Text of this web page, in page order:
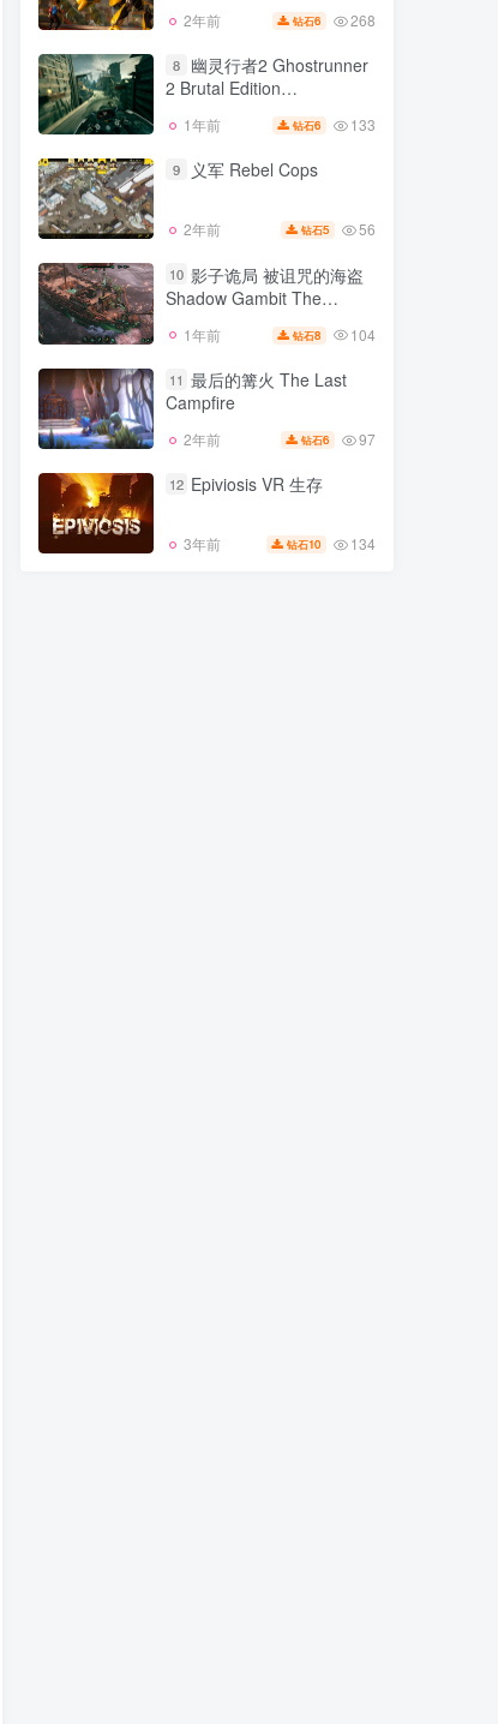
2年前 钻石6 268
8
幽灵行者2 Ghostrunner
2 Brutal Edition
v0.42294.589版 集成全DLC
官方中文
1年前 钻石6 133
9 义军 Rebel Cops
2年前 钻石5 56
10 影子诡局 被诅咒的海盗
Shadow Gambit The
方中文
1年前 钻石8 104
11 最后的篝火 The Last
Campfire
2年前 钻石6 97
12 Epiviosis VR 生存
3年前 钻石10 134
7
日落过载 落日超驰
汉化中文
2年前
8
幽灵行者2 Ghostrunner
v0.42294.589版 集成全DLC
9 义军 Rebel Cops
2年前 钻石
10
影子诡局 被诅咒的海盗
Cursed Crew v1.2.133版 官
方中文
1年前
11 最后的篝火 The Last
12 Epiviosis VR 生存